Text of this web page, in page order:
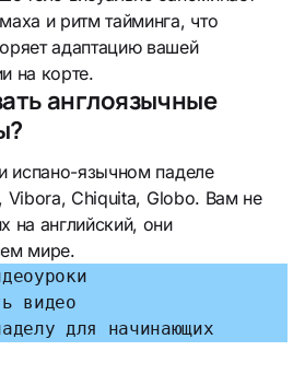
и ритм тайминга, что
адаптацию вашей
на корте.
англоязычные
испано-язычном паделе
Vibora, Chiquita, Globo. Вам не
на английский, они
мире.
видео
для начинающих